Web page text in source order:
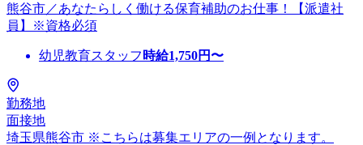
熊谷市／あなたらしく働ける保育補助のお仕事！【派遣社
員】※資格必須
幼児教育スタッフ 時給1,750円〜
勤務地
面接地
埼玉県熊谷市 ※こちらは募集エリアの一例となります。